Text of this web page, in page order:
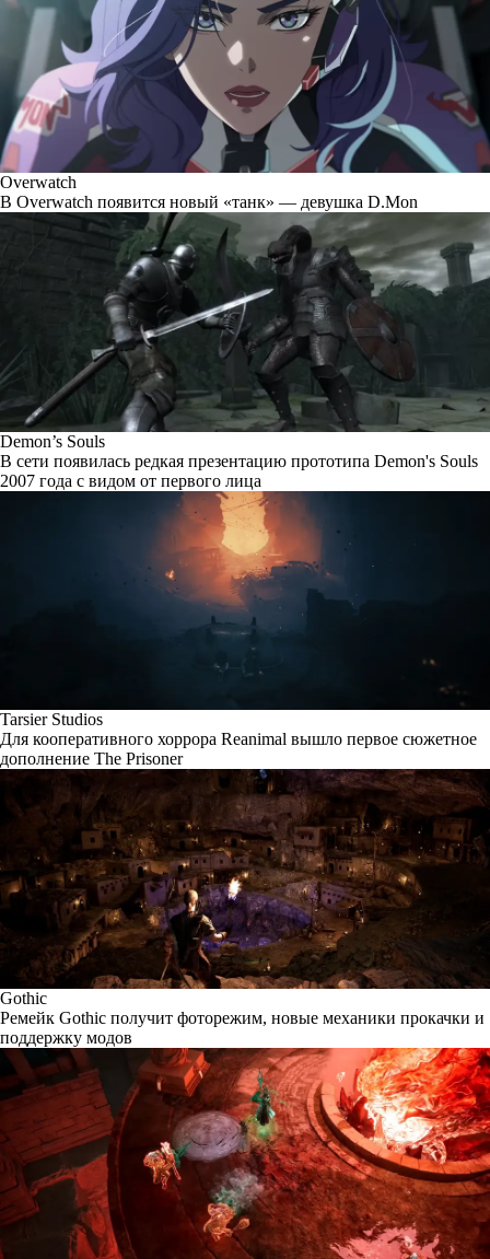
Overwatch
В Overwatch появится новый «танк» — девушка D.Mon
Demon’s Souls
В сети появилась редкая презентацию прототипа Demon's Souls
2007 года с видом от первого лица
Tarsier Studios
Для кооперативного хоррора Reanimal вышло первое сюжетное
дополнение The Prisoner
Gothic
Ремейк Gothic получит фоторежим, новые механики прокачки и
поддержку модов